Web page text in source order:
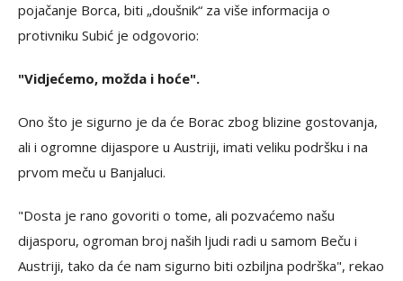
pojačanje Borca, biti „doušnik“ za više informacija o
protivniku Subić je odgovorio:
"Vidjećemo, možda i hoće".
Ono što je sigurno je da će Borac zbog blizine gostovanja,
ali i ogromne dijaspore u Austriji, imati veliku podršku i na
prvom meču u Banjaluci.
"Dosta je rano govoriti o tome, ali pozvaćemo našu
dijasporu, ogroman broj naših ljudi radi u samom Beču i
Austriji, tako da će nam sigurno biti ozbiljna podrška", rekao